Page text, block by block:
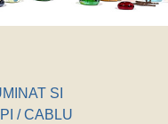
SI
/CABLU